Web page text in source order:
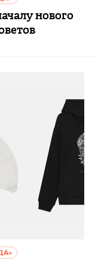
нового